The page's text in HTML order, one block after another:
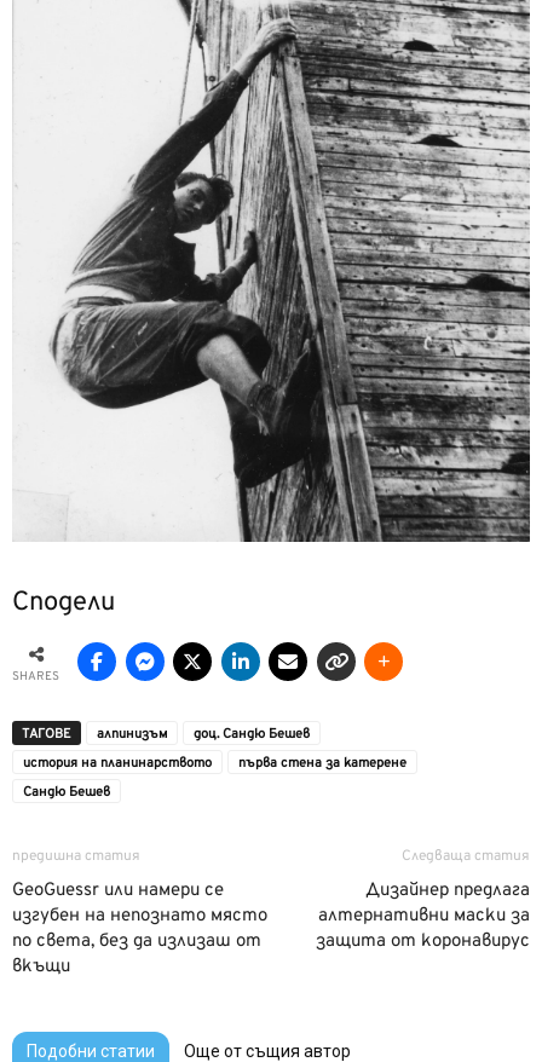
Сподели
SHARES
ТАГОВЕ алпинизъм
доц. Сандю Бешев
история на планинарството
първа стена за катерене
Сандю Бешев
предишна статия
GeoGuessr или намери се
изгубен на непознато място
по света, без да излизаш от
вкъщи
Следваща статия
Дизайнер предлага
алтернативни маски за
защита от коронавирус
Подобни статии Още от същия автор